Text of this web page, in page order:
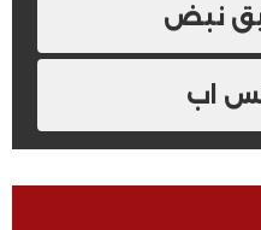
نبض
اب